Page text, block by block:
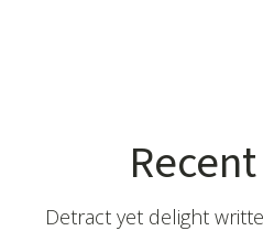
Detract yet delight